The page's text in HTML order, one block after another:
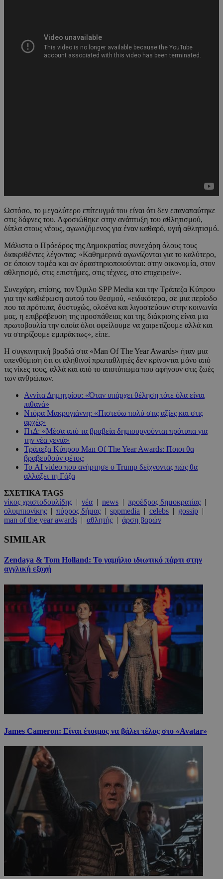
Ωστόσο, το μεγαλύτερο επίτευγμά του είναι ότι δεν επαναπαύτηκε
στις δάφνες του. Αφοσιώθηκε στην ανάπτυξη του αθλητισμού,
δίπλα στους νέους, αγωνιζόμενος για έναν καθαρό, υγιή αθλητισμό.
Μάλιστα ο Πρόεδρος της Δημοκρατίας συνεχάρη όλους τους
διακριθέντες λέγοντας: «Καθημερινά αγωνίζονται για το καλύτερο,
σε όποιον τομέα και αν δραστηριοποιούνται: στην οικονομία, στον
αθλητισμό, στις επιστήμες, στις τέχνες, στο επιχειρείν».
Συνεχάρη, επίσης, τον Όμιλο SPP Media και την Τράπεζα Κύπρου
για την καθιέρωση αυτού του θεσμού, «ειδικότερα, σε μια περίοδο
που τα πρότυπα, δυστυχώς, ολοένα και λιγοστεύουν στην κοινωνία
μας, η επιβράβευση της προσπάθειας και της διάκρισης είναι μια
πρωτοβουλία την οποία όλοι οφείλουμε να χαιρετίζουμε αλλά και
να στηρίζουμε εμπράκτως», είπε.
Η συγκινητική βραδιά στα «Man Of The Year Awards» ήταν μια
υπενθύμιση ότι οι αληθινοί πρωταθλητές δεν κρίνονται μόνο από
τις νίκες τους, αλλά και από το αποτύπωμα που αφήνουν στις ζωές
των ανθρώπων.
Αννίτα Δημητρίου: «Όταν υπάρχει θέληση τότε όλα είναι
πιθανά»
Ντόρα Μακρυγιάννη: «Πιστεύω πολύ στις αξίες και στις
αρχές»
ΠτΔ: «Μέσα από τα βραβεία δημιουργούνται πρότυπα για
την νέα γενιά»
Τράπεζα Κύπρου Man Of The Year Awards: Ποιοι θα
βραβευθούν φέτος;
Το AI video που ανήρτησε ο Trump δείχνοντας πώς θα
αλλάξει τη Γάζα
ΣΧΕΤΙΚΑ TAGS
νίκος χριστοδουλίδης | νέα | news | προέδρος δημοκρατίας |
ολυμπιονίκης | πύρρος δήμας | sppmedia | celebs | gossip |
man of the year awards | αθλητής | άρση βαρών |
SIMILAR
Zendaya & Tom Holland: Το γαμήλιο ιδιωτικό πάρτι στην
αγγλική εξοχή
James Cameron: Είναι έτοιμος να βάλει τέλος στο «Avatar»